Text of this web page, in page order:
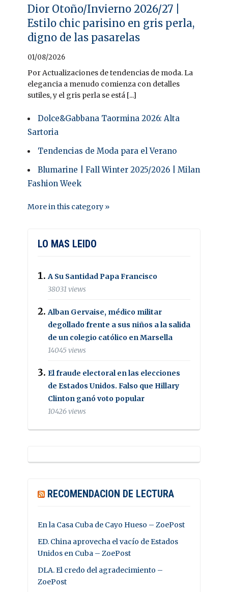
Dior Otoño/Invierno 2026/27 |
Estilo chic parisino en gris perla,
digno de las pasarelas
01/08/2026
Por Actualizaciones de tendencias de moda. La
elegancia a menudo comienza con detalles
sutiles, y el gris perla se está [...]
Dolce&Gabbana Taormina 2026: Alta
Sartoria
Tendencias de Moda para el Verano
Blumarine | Fall Winter 2025/2026 | Milan
Fashion Week
More in this category »
LO MAS LEIDO
A Su Santidad Papa Francisco
38031 views
Alban Gervaise, médico militar
degollado frente a sus niños a la salida
de un colegio católico en Marsella
14045 views
El fraude electoral en las elecciones
de Estados Unidos. Falso que Hillary
Clinton ganó voto popular
10426 views
RECOMENDACION DE LECTURA
En la Casa Cuba de Cayo Hueso – ZoePost
ED. China aprovecha el vacío de Estados
Unidos en Cuba – ZoePost
DLA. El credo del agradecimiento –
ZoePost